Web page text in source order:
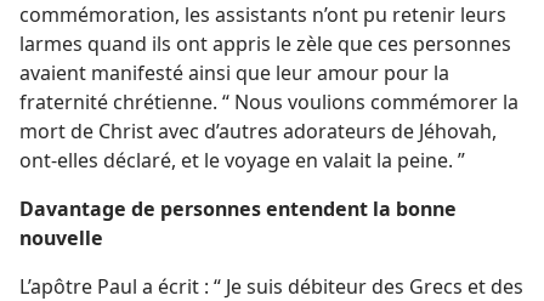
commémoration, les assistants n’ont pu retenir leurs
larmes quand ils ont appris le zèle que ces personnes
avaient manifesté ainsi que leur amour pour la
fraternité chrétienne. “ Nous voulions commémorer la
mort de Christ avec d’autres adorateurs de Jéhovah,
ont-​elles déclaré, et le voyage en valait la peine. ”
Davantage de personnes entendent la bonne
nouvelle
L’apôtre Paul a écrit : “ Je suis débiteur des Grecs et des